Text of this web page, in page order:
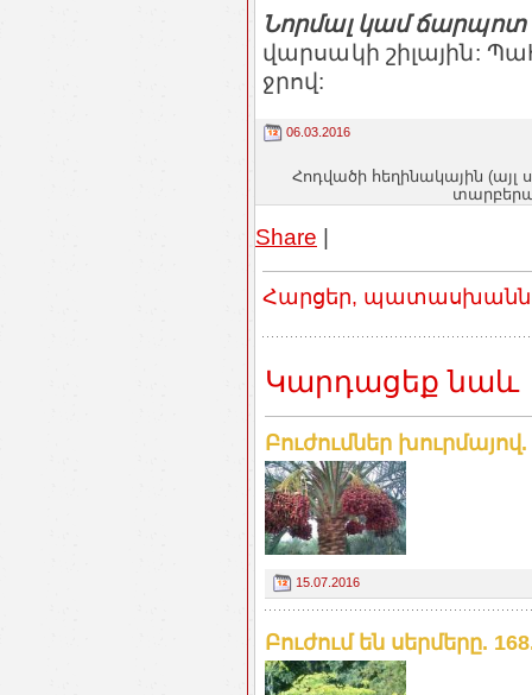
Նորմալ կամ ճարպոտ
վարսակի շիլային:
ջրով:
06.03.2016
Հոդվածի հեղինակային (այլ
Share |
Հարցեր,
Կարդացեք նաև
Բուժումներ խուրմայով.
15.07.2016
Բուժում են սերմերը.